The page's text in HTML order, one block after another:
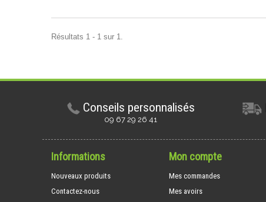
Résultats 1 - 1 sur 1.
Conseils personnalisés
09 67 29 26 41
Informations
Nouveaux produits
Contactez-nous
Mon compte
Mes commandes
Mes avoirs